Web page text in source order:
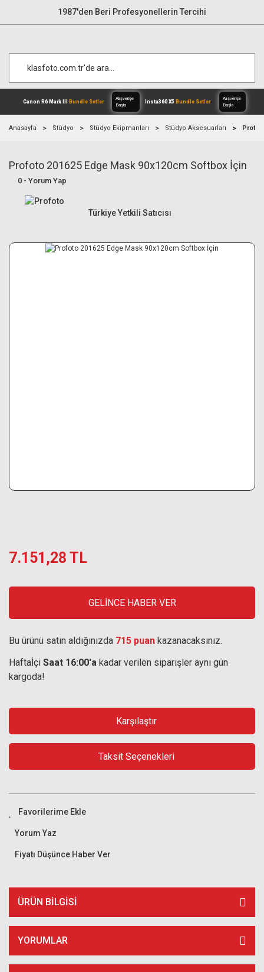
1987'den Beri Profesyonellerin Tercihi
Canon R6 Mark IIIBundle Setler
Alışverişe
Anasayfa Stüdyo Stüdyo Ekipmanları Stüdyo Aksesuarları
Profoto 201625 Edge Mask 90x120cm Softbox İçin
0 - Yorum Yap
Türkiye Yetkili Satıcısı
7.151,28 TL
GELİNCE HABER VER
Bu ürünü satın aldığınızda 715 puan kazanacaksınız.
Haftaİçi Saat 16:00'a kadar verilen siparişler aynı gün
kargoda!
Karşılaştır
Taksit Seçenekleri
Yorum Yaz
Fiyatı Düşünce Haber Ver
ÜRÜN BILGISI
YORUMLAR